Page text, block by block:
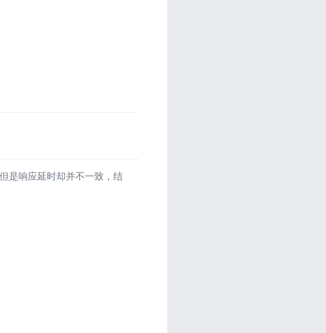
是响应延时却并不一致，结